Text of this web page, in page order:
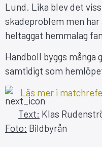
Lund. Lika blev det
skadeproblem men
heltaggat hemmalag
Handboll byggs
samtidigt som
Läs mer i
Text: Klas
Foto: Bildbyrån